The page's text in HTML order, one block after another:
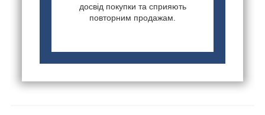
досвід покупки та сприяють
повторним продажам.